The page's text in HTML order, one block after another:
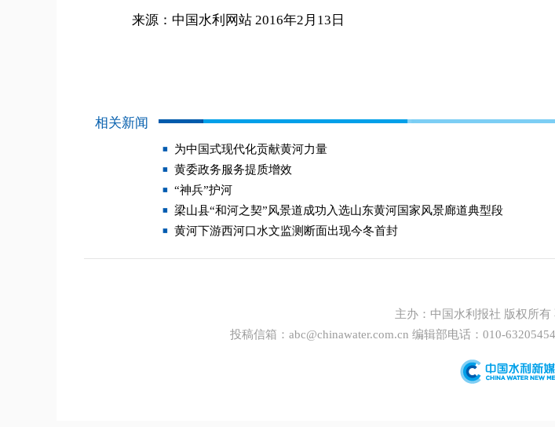
来源：中国水利网站 2016年2月13日
相关新闻
为中国式现代化贡献黄河力量
黄委政务服务提质增效
“神兵”护河
梁山县“和河之契”风景道成功入选山东黄河国家风景廊道典型段
黄河下游西河口水文监测断面出现今冬首封
主办： 中国水利报社 版权所有
投稿信箱： abc@chinawater.com.cn 编辑部电话：010-